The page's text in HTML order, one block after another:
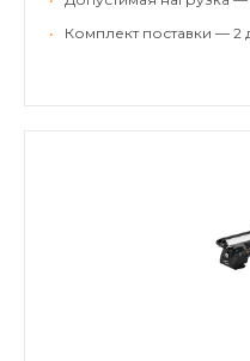
•
Комплект поставки — 2